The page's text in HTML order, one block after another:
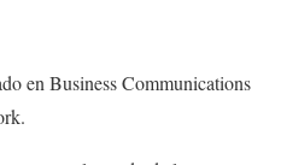
en Business Communications